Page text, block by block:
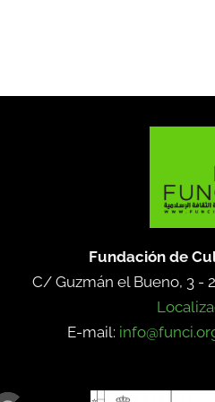
Fundación de
C/ Guzmán el Bueno, 3 -
E-mail: